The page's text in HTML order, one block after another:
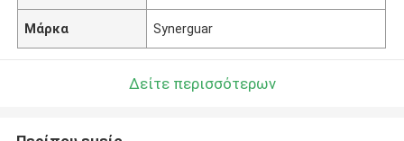
Μάρκα Synerguar
Δείτε περισσότερων